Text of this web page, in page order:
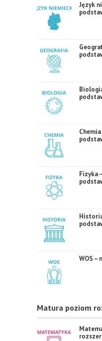
Język
Fizyka
WOS –
Matura poziom